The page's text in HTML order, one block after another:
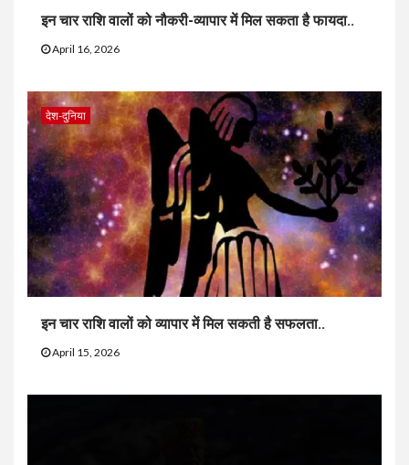
इन चार राशि वालों को नौकरी-व्यापार में मिल सकता है फायदा..
April 16, 2026
देश-दुनिया
इन चार राशि वालों को व्यापार में मिल सकती है सफलता..
April 15, 2026